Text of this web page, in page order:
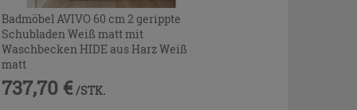
Badmöbel AVIVO 60 cm 2 gerippte
Schubladen Weiß matt mit
Waschbecken HIDE aus Harz Weiß
matt
737,70 € /STK.